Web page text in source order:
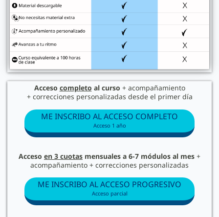
Acceso completo al curso + acompañamiento
+ correcciones personalizadas desde el primer día
ME INSCRIBO AL ACCESO COMPLETO
Acceso 1 año
Acceso en 3 cuotas mensuales a 6-7 módulos al mes +
acompañamiento + correcciones personalizadas
ME INSCRIBO AL ACCESO PROGRESIVO
Acceso parcial